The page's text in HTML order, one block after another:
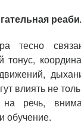
тесно
влиять не
речь,
обучение.